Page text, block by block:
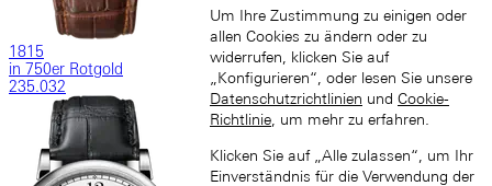
1815
in 750er Rotgold
235.032
Um Ihre Zustimmung zu einigen oder
allen Cookies zu ändern oder zu
widerrufen, klicken Sie auf
„Konfigurieren“, oder lesen Sie unsere
Datenschutzrichtlinien und Cookie-
Richtlinie , um mehr zu erfahren.
Klicken Sie auf „Alle zulassen“, um Ihr
Einverständnis für die Verwendung der